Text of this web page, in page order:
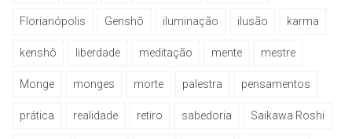
Florianópolis Genshô iluminação ilusão karma
kenshô liberdade meditação mente mestre
Monge monges morte palestra pensamentos
prática realidade retiro sabedoria Saikawa Roshi